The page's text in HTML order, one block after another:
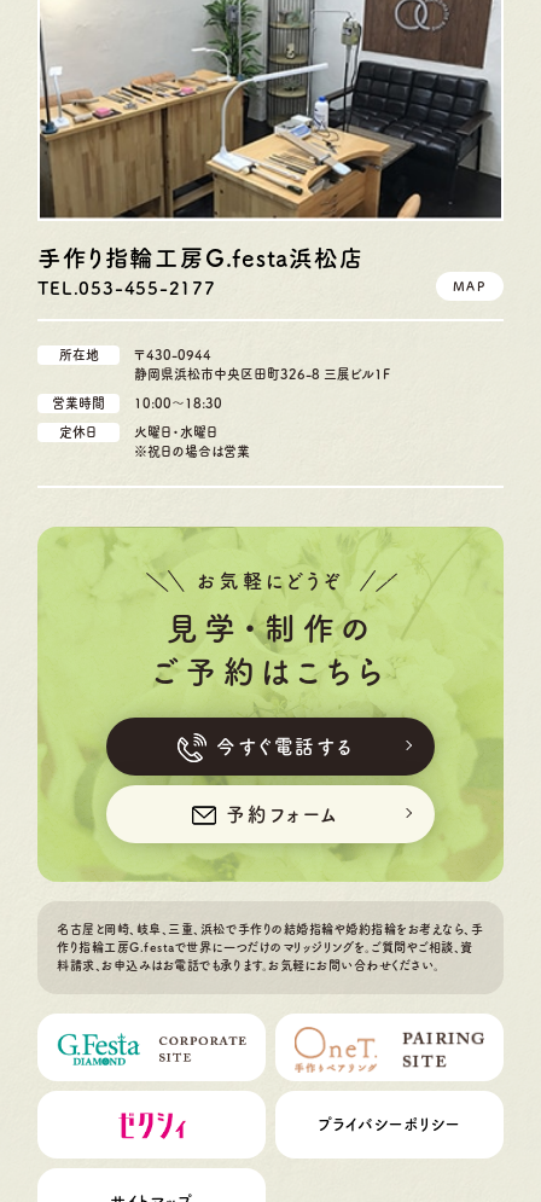
手作り指輪工房G.festa浜松店
TEL.053-455-2177 MAP
所在地
〒430-0944
静岡県浜松市中央区田町326-8 三展ビル1F
営業時間 10:00〜18:30
定休日
火曜日・水曜日
※祝日の場合は営業
お気軽にどうぞ
見学・制作の
ご予約はこちら
今すぐ電話する
予約フォーム
名古屋と岡崎、岐阜、三重、浜松で手作りの結婚指輪や婚約指輪をお考えなら、手
作り指輪工房G.festaで世界に一つだけのマリッジリングを。ご質問やご相談、資
料請求、お申込みはお電話でも承ります。お気軽にお問い合わせください。
プライバシーポリシー